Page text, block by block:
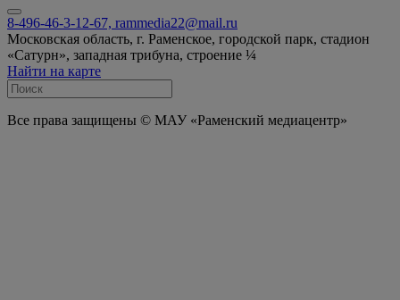
8-496-46-3-12-67, rammedia22@mail.ru
Московская область, г. Раменское, городской парк, стадион
«Сатурн», западная трибуна, строение ¼
Найти на карте
Все права защищены © МАУ «Раменский медиацентр»